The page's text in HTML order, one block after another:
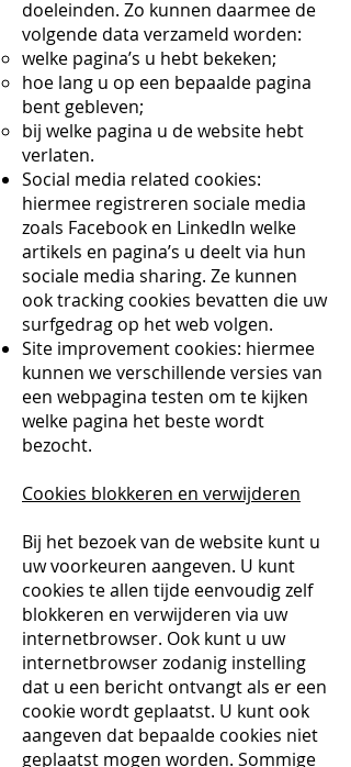
doeleinden. Zo kunnen daarmee de
volgende data verzameld worden:
welke pagina’s u hebt bekeken;
hoe lang u op een bepaalde pagina
bent gebleven;
bij welke pagina u de website hebt
verlaten.
Social media related cookies:
hiermee registreren sociale media
zoals Facebook en LinkedIn welke
artikels en pagina’s u deelt via hun
sociale media sharing. Ze kunnen
ook tracking cookies bevatten die uw
surfgedrag op het web volgen.
Site improvement cookies: hiermee
kunnen we verschillende versies van
een webpagina testen om te kijken
welke pagina het beste wordt
bezocht.
Cookies blokkeren en verwijderen
Bij het bezoek van de website kunt u
uw voorkeuren aangeven. U kunt
cookies te allen tijde eenvoudig zelf
blokkeren en verwijderen via uw
internetbrowser. Ook kunt u uw
internetbrowser zodanig instelling
dat u een bericht ontvangt als er een
cookie wordt geplaatst. U kunt ook
aangeven dat bepaalde cookies niet
geplaatst mogen worden. Sommige